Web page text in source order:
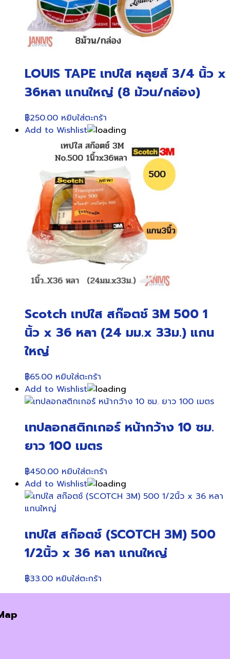
LOUIS TAPE เทปใส หลุยส์ 3/4 นิ้ว x
36หลา แกนใหญ่ (8 ม้วน/กล่อง)
฿250.00 หยิบใส่ตะกร้า
Add to Wishlist
Scotch เทปใส สก๊อตช์ 3M 500 1
นิ้ว x 36 หลา (24 มม.x 33ม.) แกน
ใหญ่
฿65.00 หยิบใส่ตะกร้า
Add to Wishlist
เทปลอกสติกเกอร์ หน้ากว้าง 10 ซม.
ยาว 100 เมตร
฿450.00 หยิบใส่ตะกร้า
Add to Wishlist
เทปใส สก๊อตช์ (SCOTCH 3M) 500
1/2นิ้ว x 36 หลา แกนใหญ่
฿33.00 หยิบใส่ตะกร้า